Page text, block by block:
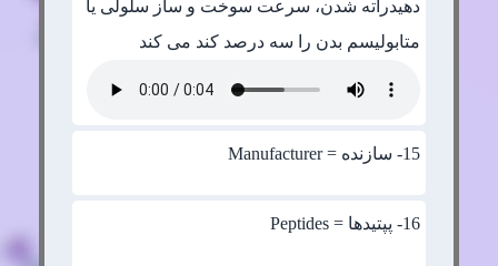
دهیدراته شدن، سرعت سوخت و ساز سلولی یا
متابولیسم بدن را سه درصد کند می کند
15- سازنده = Manufacturer
16- پپتیدها = Peptides